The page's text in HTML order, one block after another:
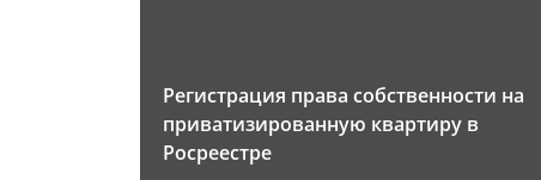
Регистрация права собственности на
приватизированную квартиру в
Росреестре